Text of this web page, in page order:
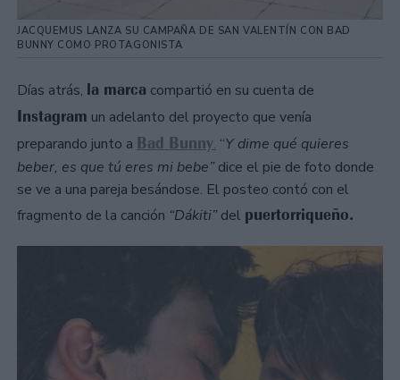
JACQUEMUS LANZA SU CAMPAÑA DE SAN VALENTÍN CON BAD
BUNNY COMO PROTAGONISTA
Días atrás, la marca compartió en su cuenta de
Instagram un adelanto del proyecto que venía
preparando junto a Bad Bunny. “Y dime qué quieres
beber, es que tú eres mi bebe”dice el pie de foto donde
se ve a una pareja besándose. El posteo contó con el
fragmento de la canción “Dákiti”del puertorriqueño.